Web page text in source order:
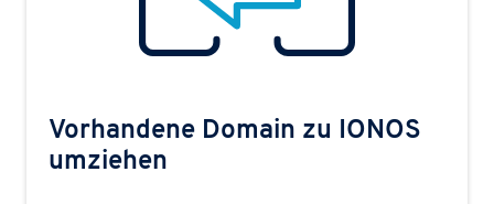
Vorhandene Domain zu IONOS
umziehen